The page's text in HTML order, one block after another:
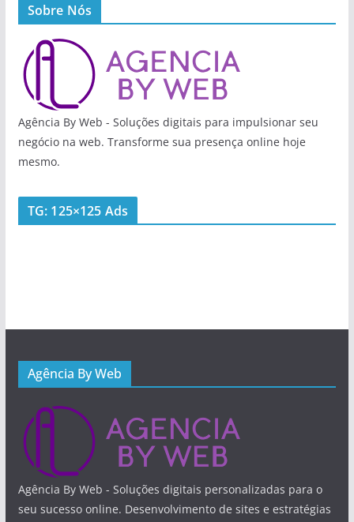
Sobre Nós
Agência By Web - Soluções digitais para impulsionar seu
negócio na web. Transforme sua presença online hoje
mesmo.
TG: 125×125 Ads
Agência By Web
Agência By Web - Soluções digitais personalizadas para o
seu sucesso online. Desenvolvimento de sites e estratégias